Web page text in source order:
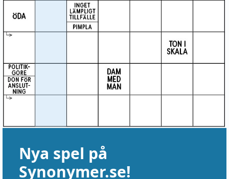
Nya spel på
Synonymer.se!